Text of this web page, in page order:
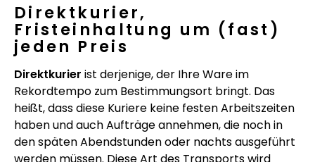
Direktkurier,
Fristeinhaltung um (fast)
jeden Preis
Direktkurier ist derjenige, der Ihre Ware im
Rekordtempo zum Bestimmungsort bringt. Das
heißt, dass diese Kuriere keine festen Arbeitszeiten
haben und auch Aufträge annehmen, die noch in
den späten Abendstunden oder nachts ausgeführt
werden müssen. Diese Art des Transports wird